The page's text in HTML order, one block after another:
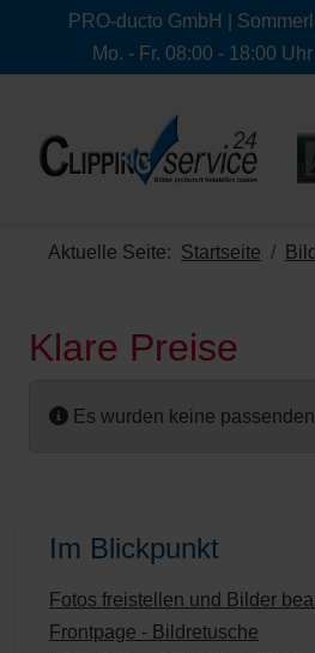
PRO-ducto GmbH |
Mo. - Fr. 08:00 - 18:00 Uhr
Aktuelle Seite: Startseite
Klare Preise
Es wurden keine
Im Blickpunkt
Fotos freistellen und Bilder
Frontpage - Bildretusche